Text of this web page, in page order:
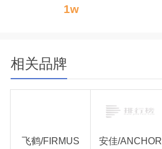
1w
相关品牌
飞鹤/FIRMUS 安佳/ANCHOR